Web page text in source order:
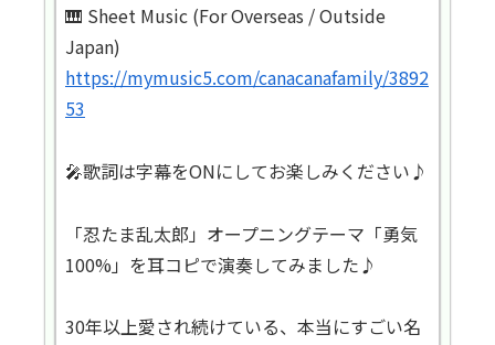
🎹 Sheet Music (For Overseas / Outside
Japan)
https://mymusic5.com/canacanafamily/3892
53
🎤歌詞は字幕をONにしてお楽しみください♪
「忍たま乱太郎」オープニングテーマ「勇気
100%」を耳コピで演奏してみました♪
30年以上愛され続けている、本当にすごい名